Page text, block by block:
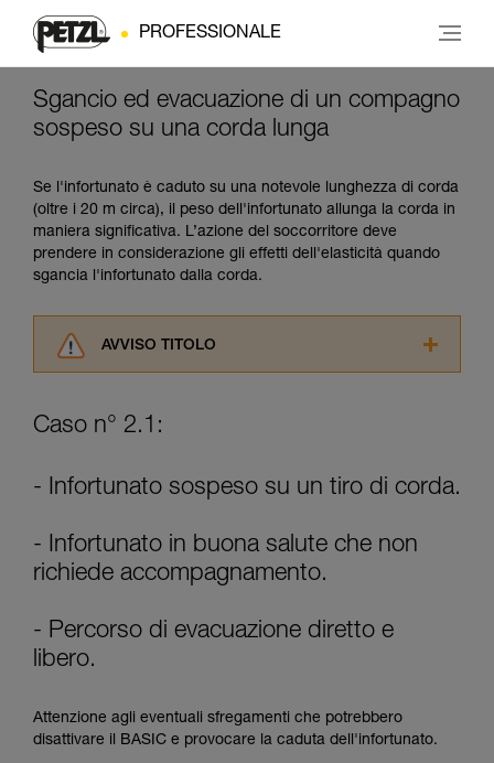
PROFESSIONALE
Sgancio ed evacuazione di un compagno
sospeso su una corda lunga
Se l'infortunato è caduto su una notevole lunghezza di corda
(oltre i 20 m circa), il peso dell'infortunato allunga la corda in
maniera significativa. L’azione del soccorritore deve
prendere in considerazione gli effetti dell'elasticità quando
sgancia l'infortunato dalla corda.
AVVISO TITOLO
consultarlo. Dovete aver compreso le
capire queste ulteriori informazioni.
La padronanza di queste tecniche richiede una
Verificate con un professionista la vostra
capacità di rifare la manovra, da soli, in piena
sicurezza, prima di riprodurla autonomamente.
attività. Ne possono esistere altre che non
Caso n° 2.1:
- Infortunato sospeso su un tiro di corda.
- Infortunato in buona salute che non
richiede accompagnamento.
- Percorso di evacuazione diretto e
libero.
Attenzione agli eventuali sfregamenti che potrebbero
disattivare il BASIC e provocare la caduta dell'infortunato.